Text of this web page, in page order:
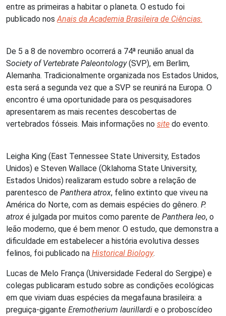
entre as primeiras a habitar o planeta. O estudo foi
publicado nos Anais da Academia Brasileira de Ciências.
De 5 a 8 de novembro ocorrerá a 74ª reunião anual da
Society of Vertebrate Paleontology(SVP), em Berlim,
Alemanha. Tradicionalmente organizada nos Estados Unidos,
esta será a segunda vez que a SVP se reunirá na Europa. O
encontro é uma oportunidade para os pesquisadores
apresentarem as mais recentes descobertas de
vertebrados fósseis. Mais informações no site do evento.
Leigha King (East Tennessee State University, Estados
Unidos) e Steven Wallace (Oklahoma State University,
Estados Unidos) realizaram estudo sobre a relação de
parentesco de Panthera atrox, felino extinto que viveu na
América do Norte, com as demais espécies do gênero. P.
atrox é julgada por muitos como parente de Panthera leo, o
leão moderno, que é bem menor. O estudo, que demonstra a
dificuldade em estabelecer a história evolutiva desses
felinos, foi publicado na Historical Biology.
Lucas de Melo França (Universidade Federal do Sergipe) e
colegas publicaram estudo sobre as condições ecológicas
em que viviam duas espécies da megafauna brasileira: a
preguiça-gigante Eremotherium laurillardi e o proboscídeo